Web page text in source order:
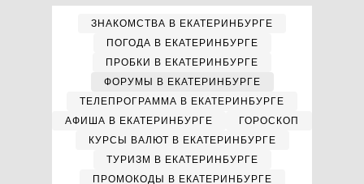
ЗНАКОМСТВА В ЕКАТЕРИНБУРГЕ
ПОГОДА В ЕКАТЕРИНБУРГЕ
ПРОБКИ В ЕКАТЕРИНБУРГЕ
ФОРУМЫ В ЕКАТЕРИНБУРГЕ
ТЕЛЕПРОГРАММА В ЕКАТЕРИНБУРГЕ
АФИША В ЕКАТЕРИНБУРГЕ
ГОРОСКОП
КУРСЫ ВАЛЮТ В ЕКАТЕРИНБУРГЕ
ТУРИЗМ В ЕКАТЕРИНБУРГЕ
ПРОМОКОДЫ В ЕКАТЕРИНБУРГЕ